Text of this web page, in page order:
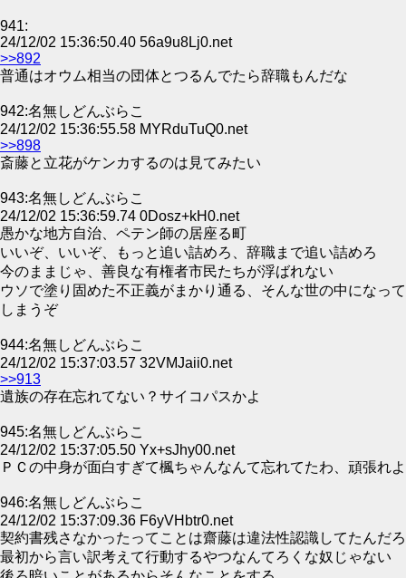
941:
24/12/02 15:36:50.40 56a9u8Lj0.net
>>892
普通はオウム相当の団体とつるんでたら辞職もんだな
942:名無しどんぶらこ
24/12/02 15:36:55.58 MYRduTuQ0.net
>>898
斎藤と立花がケンカするのは見てみたい
943:名無しどんぶらこ
24/12/02 15:36:59.74 0Dosz+kH0.net
愚かな地方自治、ペテン師の居座る町
いいぞ、いいぞ、もっと追い詰めろ、辞職まで追い詰めろ
今のままじゃ、善良な有権者市民たちが浮ばれない
ウソで塗り固めた不正義がまかり通る、そんな世の中になって
しまうぞ
944:名無しどんぶらこ
24/12/02 15:37:03.57 32VMJaii0.net
>>913
遺族の存在忘れてない？サイコパスかよ
945:名無しどんぶらこ
24/12/02 15:37:05.50 Yx+sJhy00.net
ＰＣの中身が面白すぎて楓ちゃんなんて忘れてたわ、頑張れよ
946:名無しどんぶらこ
24/12/02 15:37:09.36 F6yVHbtr0.net
契約書残さなかったってことは齋藤は違法性認識してたんだろ
最初から言い訳考えて行動するやつなんてろくな奴じゃない